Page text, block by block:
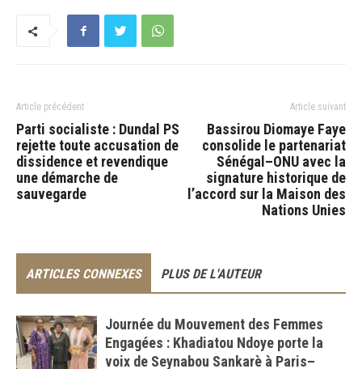
Article précédent
Parti socialiste : Dundal PS
rejette toute accusation de
dissidence et revendique
une démarche de
sauvegarde
Article suivant
Bassirou Diomaye Faye
consolide le partenariat
Sénégal–ONU avec la
signature historique de
l’accord sur la Maison des
Nations Unies
ARTICLES CONNEXES PLUS DE L'AUTEUR
Journée du Mouvement des Femmes
Engagées : Khadiatou Ndoye porte la
voix de Seynabou Sankarè à Paris–